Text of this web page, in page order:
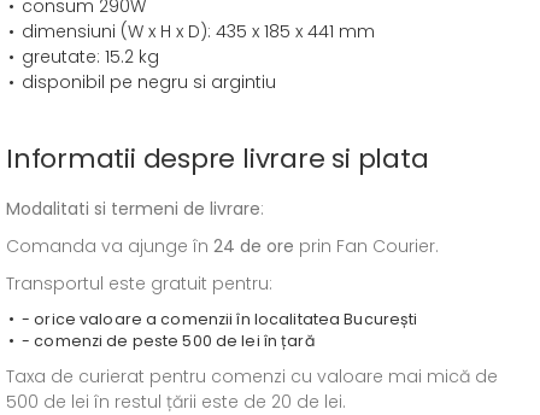
consum 290W
dimensiuni (W x H x D): 435 x 185 x 441 mm
greutate: 15.2 kg
disponibil pe negru si argintiu
Informatii despre livrare si plata
Modalitati si termeni de livrare:
Comanda va ajunge în 24 de ore prin Fan Courier.
Transportul este gratuit pentru:
- orice valoare a comenzii în localitatea București
- comenzi de peste 500 de lei în țară
Taxa de curierat pentru comenzi cu valoare mai mică de
500 de lei în restul țării este de 20 de lei.